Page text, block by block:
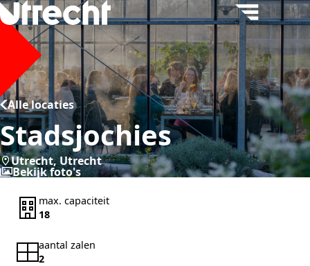
Menu
Alle locaties
Stadsjochies
Utrecht, Utrecht
Bekijk foto's
max. capaciteit
18
aantal zalen
2